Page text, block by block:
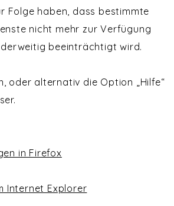
Folge haben, dass bestimmte
nicht mehr zur Verfügung
beeinträchtigt wird.
oder alternativ die Option „Hilfe“
in Firefox
Internet Explorer